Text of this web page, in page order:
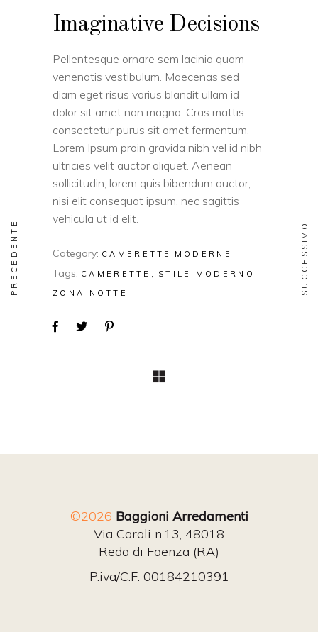
Imaginative Decisions
Pellentesque ornare sem lacinia quam
venenatis vestibulum. Maecenas sed
diam eget risus varius blandit ullam id
dolor sit amet non magna. Cras mattis
consectetur purus sit amet fermentum.
Lorem Ipsum proin gravida nibh vel id nibh
ultricies velit auctor aliquet. Aenean
sollicitudin, lorem quis bibendum auctor,
nisi elit consequat ipsum, nec sagittis
vehicula ut id elit.
Category: CAMERETTE MODERNE
Tags: CAMERETTE
STILE MODERNO
ZONA NOTTE
PRECEDENTE SUCCESSIVO
©2026 Baggioni Arredamenti
Via Caroli n.13, 48018
Reda di Faenza (RA)
P.iva/C.F: 00184210391